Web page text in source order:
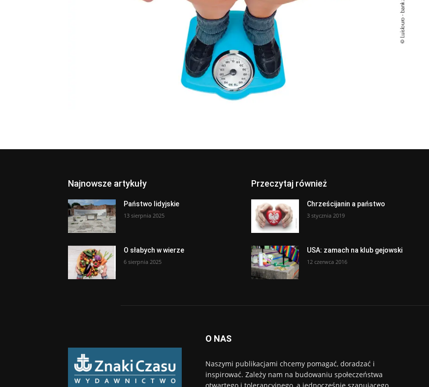
Najnowsze artykuły
Państwo lidyjskie
13 sierpnia 2025
O słabych w wierze
6 sierpnia 2025
Przeczytaj również
Chrześcijanin a państwo
3 stycznia 2019
USA: zamach na klub gejowski
12 czerwca 2016
O NAS
Naszymi publikacjami chcemy pomagać, doradzać i
inspirować. Zależy nam na budowaniu społeczeństwa